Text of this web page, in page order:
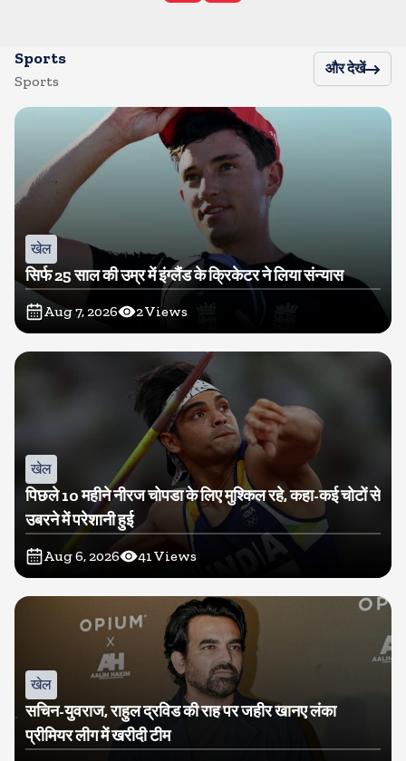
Sports
Sports
और देखें
खेल
सिर्फ 25 साल की उम्र में इंग्लैंड के क्रिकेटर ने लिया संन्यास
Aug 7, 2026 2Views
खेल
पिछले 10 महीने नीरज चोपडा के लिए मुश्किल रहे, कहा-कई चोटों से
उबरने में परेशानी हुई
Aug 6, 2026 41 Views
खेल
सचिन-युवराज, राहुल द्रविड की राह पर जहीर खानए लंका
प्रीमियर लीग में खरीदी टीम